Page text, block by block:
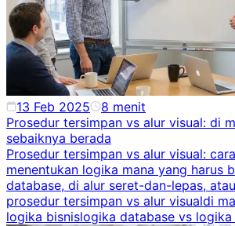
13 Feb 2025 8 menit
Prosedur tersimpan vs alur visual: di
sebaiknya berada
Prosedur tersimpan vs alur visual:
menentukan logika mana yang harus
database, di alur seret-dan-lepas,
prosedur tersimpan vs alur visualdi
logika bisnislogika database vs logika